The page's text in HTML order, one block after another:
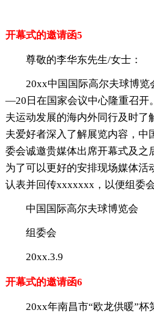
开幕式的邀请函5
尊敬的李华东先生/女士：
20xx中国国际高尔夫球博览
—20日在国家会议中心隆重召开
夫运动发展的海内外同行及时了
夫爱好者深入了解展览内容，中
委会诚邀贵媒体出席开幕式及之
为了可以更好的安排现场媒体活
认表并回传xxxxxxx，以便组委会
中国国际高尔夫球博览会
组委会
20xx.3.9
开幕式的邀请函6
20xx年南昌市“欧龙供暖”